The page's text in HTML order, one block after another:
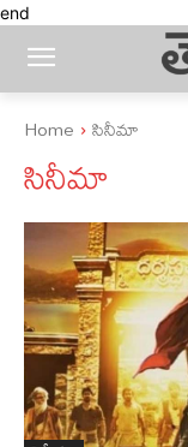
end
Home సినీమా
సినీమా